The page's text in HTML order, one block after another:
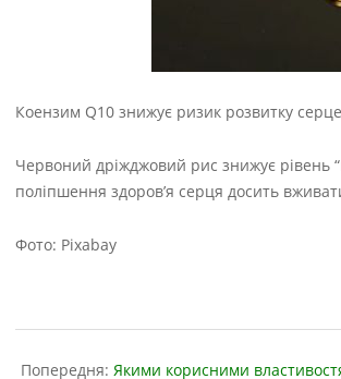
Коензим Q10 знижує ризик розвитку
Червоний дріжджовий рис знижує рівень
поліпшення здоров’я серця досить
Фото: Pixabay
09-
Попередня: Якими корисними